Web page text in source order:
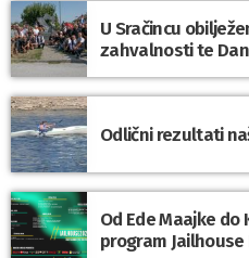
U Sračincu
zahvalnosti te
Odlični rezultati
Od Ede Maajke
program